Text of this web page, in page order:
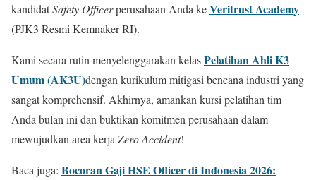
kandidatSafety Officerperusahaan Anda keVeritrust Academy
(PJK3 Resmi Kemnaker RI).
Kami secara rutin menyelenggarakan kelasPelatihan Ahli K3
Umum (AK3U)dengan kurikulum mitigasi bencana industri yang
sangat komprehensif. Akhirnya, amankan kursi pelatihan tim
Anda bulan ini dan buktikan komitmen perusahaan dalam
mewujudkan area kerja Zero Accident!
Baca juga: Bocoran Gaji HSE Officer di Indonesia 2026: